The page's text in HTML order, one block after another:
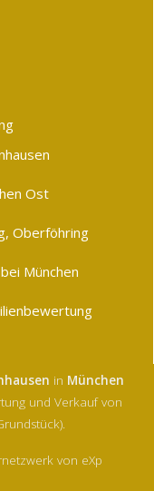
Ost
Oberföhring
München
in München
und Verkauf von
von eXp